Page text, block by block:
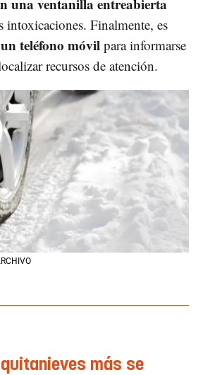
una ventanilla entreabierta
intoxicaciones. Finalmente, es
teléfono móvil para informarse
recursos de atención.
más se